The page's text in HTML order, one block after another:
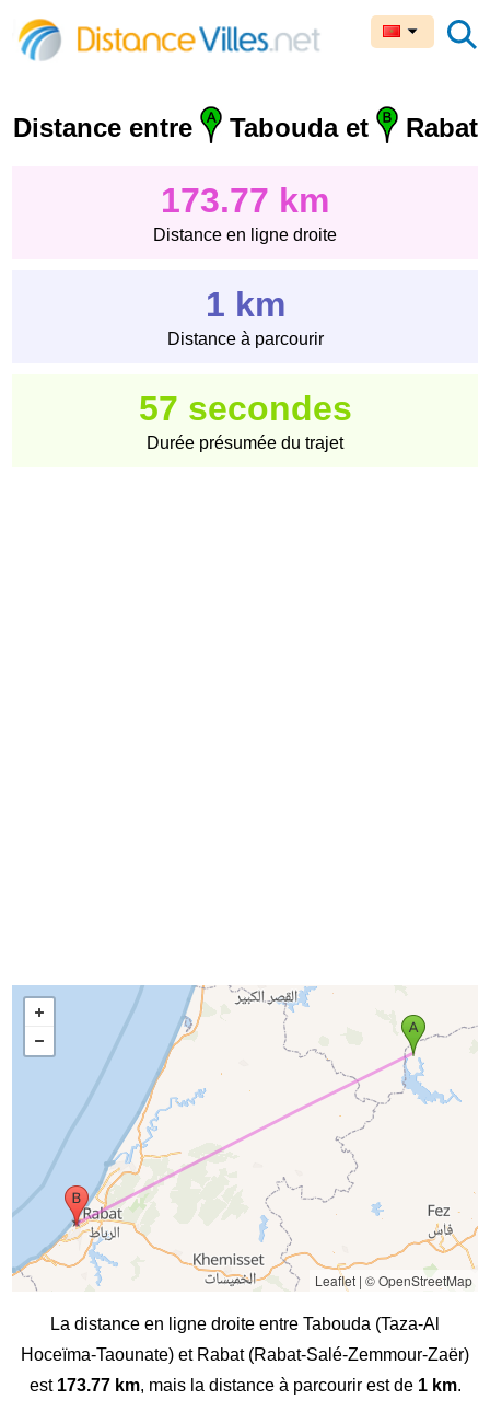
Distance entre Tabouda et Rabat
173.77 km
Distance en ligne droite
1 km
Distance à parcourir
57 secondes
Durée présumée du trajet
Leaflet| © OpenStreetMap
La distance en ligne droite entre Tabouda (Taza-Al
Hoceïma-Taounate) et Rabat (Rabat-Salé-Zemmour-Zaër)
est 173.77 km, mais la distance à parcourir est de 1 km.